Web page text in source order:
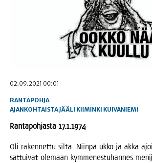
02.09.2021 00:01
RANTAPOHJA
AJANKOHTAISTA JÄÄLI KIIMINKI KUIVANIEMI
Ran­ta­poh­jas­ta 17.1.1974
Oli raken­net­tu sil­ta. Niin­pä ukko ja akka
sat­tui­vat ole­maan kym­me­nes­tu­han­nes